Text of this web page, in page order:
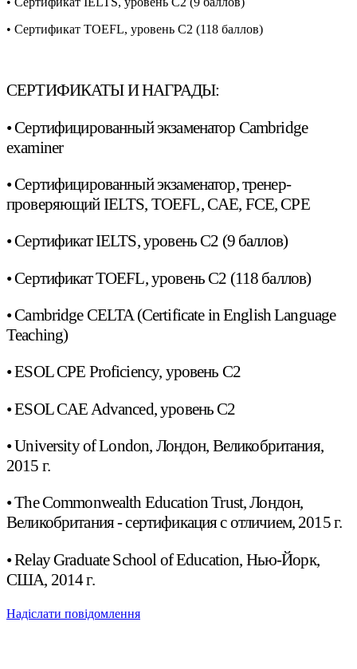
• Сертификат TOEFL, уровень С2 (118 баллов)
СЕРТИФИКАТЫ И НАГРАДЫ:
• Сертифицированный экзаменатор Cambridge
examiner
• Сертифицированный экзаменатор, тренер-
проверяющий IELTS, TOEFL, CAE, FCE, CPE
• Сертификат IELTS, уровень С2 (9 баллов)
• Сертификат TOEFL, уровень С2 (118 баллов)
• Cambridge CELTA (Certificate in English Language
Teaching)
• ESOL CPE Proficiency, уровень С2
• ESOL CAE Advanced, уровень С2
• University of London, Лондон, Великобритания,
2015 г.
• The Commonwealth Education Trust, Лондон,
Великобритания - сертификация с отличием, 2015 г.
• Relay Graduate School of Education, Нью-Йорк,
США, 2014 г.
Надіслати повідомлення